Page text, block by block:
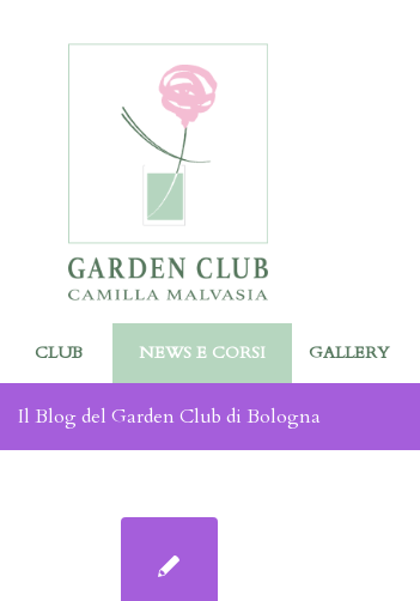
CLUB NEWS E CORSI GALLERY
Il Blog del Garden Club di Bologna